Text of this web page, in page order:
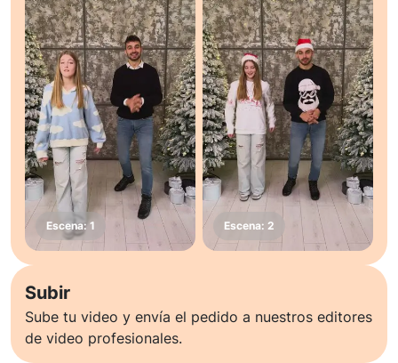
Subir
Sube tu video y envía el pedido a nuestros editores
de video profesionales.